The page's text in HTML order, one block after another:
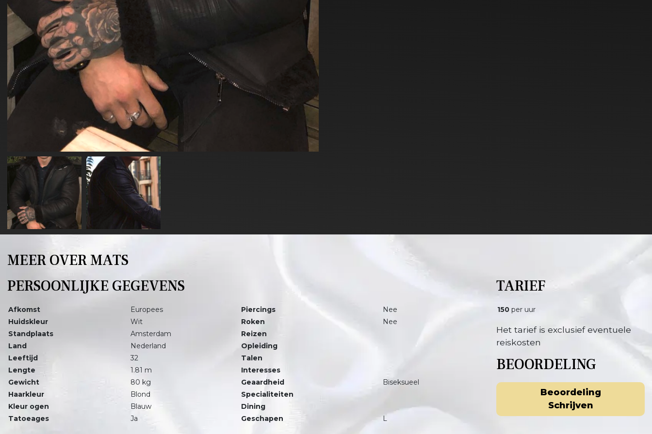
MEER OVER MATS
PERSOONLIJKE GEGEVENS
Afkomst Europees Piercings
Nee
Huidskleur
Wit Roken
Nee
Standplaats
Amsterdam
Reizen
Land
Nederland
Opleiding
Leeftijd
32
Talen
Lengte
1.81 m
Interesses
Gewicht
80 kg Geaardheid
Biseksueel
Haarkleur
Blond
Specialiteiten
Kleur ogen
Blauw
Dining
Tatoeages
Ja Geschapen L
TARIEF
150 per uur
Het tarief is exclusief eventuele
reiskosten
BEOORDELING
Beoordeling
Schrijven